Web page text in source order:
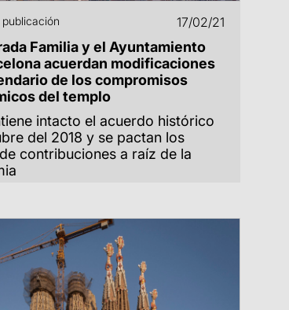
17/02/21
Familia y el Ayuntamiento
acuerdan modificaciones
de los compromisos
del templo
intacto el acuerdo histórico
del 2018 y se pactan los
contribuciones a raíz de la